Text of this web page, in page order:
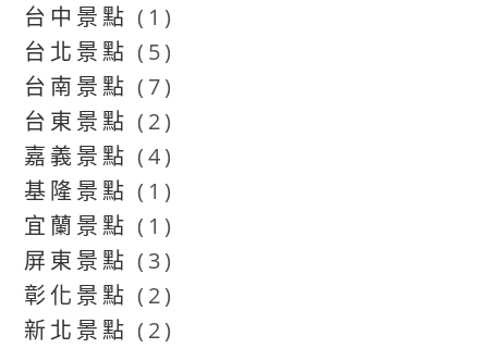
台中景點 (1)
台北景點 (5)
台南景點 (7)
台東景點 (2)
嘉義景點 (4)
基隆景點 (1)
宜蘭景點 (1)
屏東景點 (3)
彰化景點 (2)
新北景點 (2)